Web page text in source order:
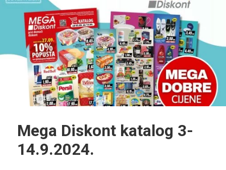
Mega Diskont katalog 3-
14.9.2024.